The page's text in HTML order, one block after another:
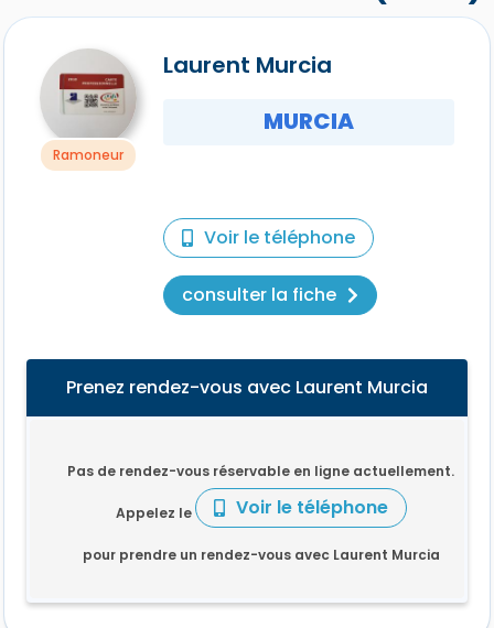
Ramoneur
Laurent Murcia
MURCIA
Voir le téléphone
consulter la fiche
Prenez rendez-vous avec Laurent Murcia
Pas de rendez-vous réservable en ligne actuellement.
Appelez le Voir le téléphone
pour prendre un rendez-vous avec Laurent Murcia